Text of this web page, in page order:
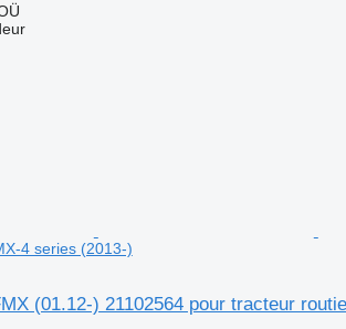
4 series (2013-)
(01.12-) 21102564 pour tracteur